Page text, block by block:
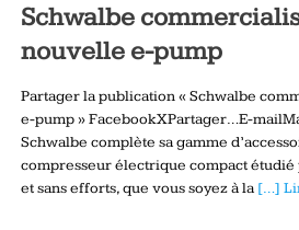
Schwalbe
nouvelle e-pump
Partager la publication « Schwalbe
e-pump » FacebookXPartager…E-
Schwalbe complète sa gamme
compresseur électrique compact
et sans efforts, que vous soyez à la […]